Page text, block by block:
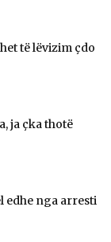
të lëvizim çdo
ja çka thotë
edhe nga arresti